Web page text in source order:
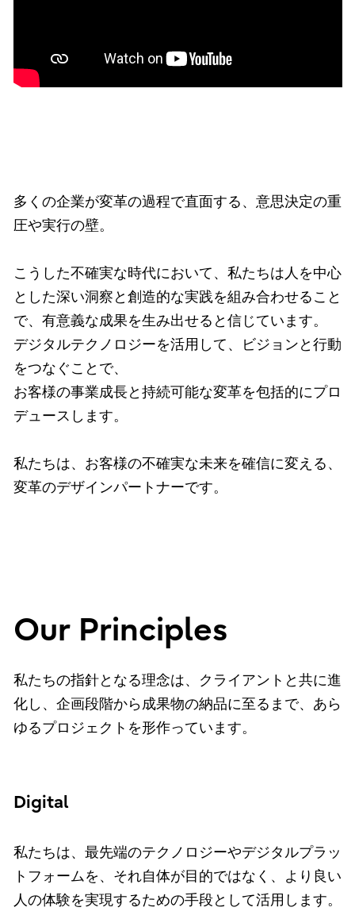
多くの企業が変革の過程で直面する、意思決定の重
圧や実行の壁。
こうした不確実な時代において、私たちは人を中心
とした深い洞察と創造的な実践を組み合わせること
で、有意義な成果を生み出せると信じています。
デジタルテクノロジーを活用して、ビジョンと行動
をつなぐことで、
お客様の事業成長と持続可能な変革を包括的にプロ
デュースします。
私たちは、お客様の不確実な未来を確信に変える、
変革のデザインパートナーです。
Our Principles
私たちの指針となる理念は、クライアントと共に進
化し、企画段階から成果物の納品に至るまで、あら
ゆるプロジェクトを形作っています。
Digital
私たちは、最先端のテクノロジーやデジタルプラッ
トフォームを、それ自体が目的ではなく、より良い
人の体験を実現するための手段として活用します。